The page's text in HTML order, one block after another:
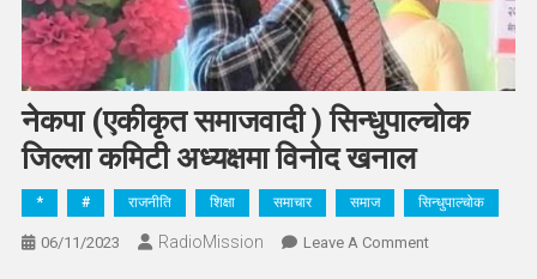
नेकपा (एकीकृत समाजवादी ) सिन्धुपाल्चोक
जिल्ला कमिटी अध्यक्षमा विनाेद खनाल
* # राजनीति शिक्षा समाचार समाज सिन्धुपाल्चोक
06/11/2023 RadioMission Leave A CommentOn